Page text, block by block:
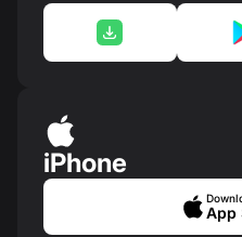
iPhone
App